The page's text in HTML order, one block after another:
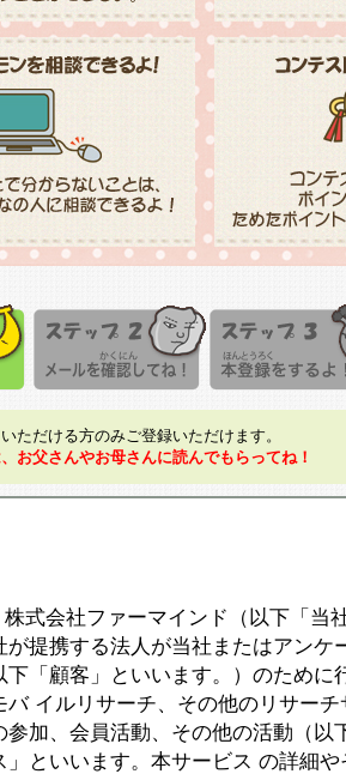
ただける方のみご登録いただけます。
お父さんやお母さんに読んでもらってね！
式会社ファーマインド（以下「当
が提携する法人が当社またはアンケ
下「顧客」といいます。）のために
バ イルリサーチ、その他のリサー
参加、会員活動、その他の活動（以
」といいます。本サービス の詳細